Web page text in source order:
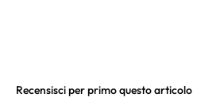
Recensisci per primo questo articolo